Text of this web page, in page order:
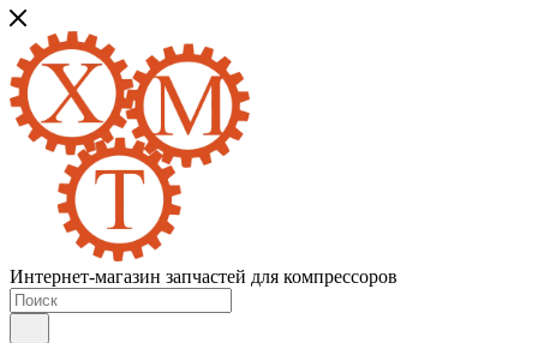
Интернет-магазин запчастей для компрессоров